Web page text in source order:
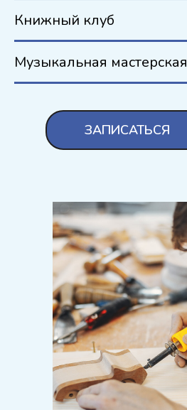
Книжный клуб
Музыкальная мастерская
ЗАПИСАТЬСЯ